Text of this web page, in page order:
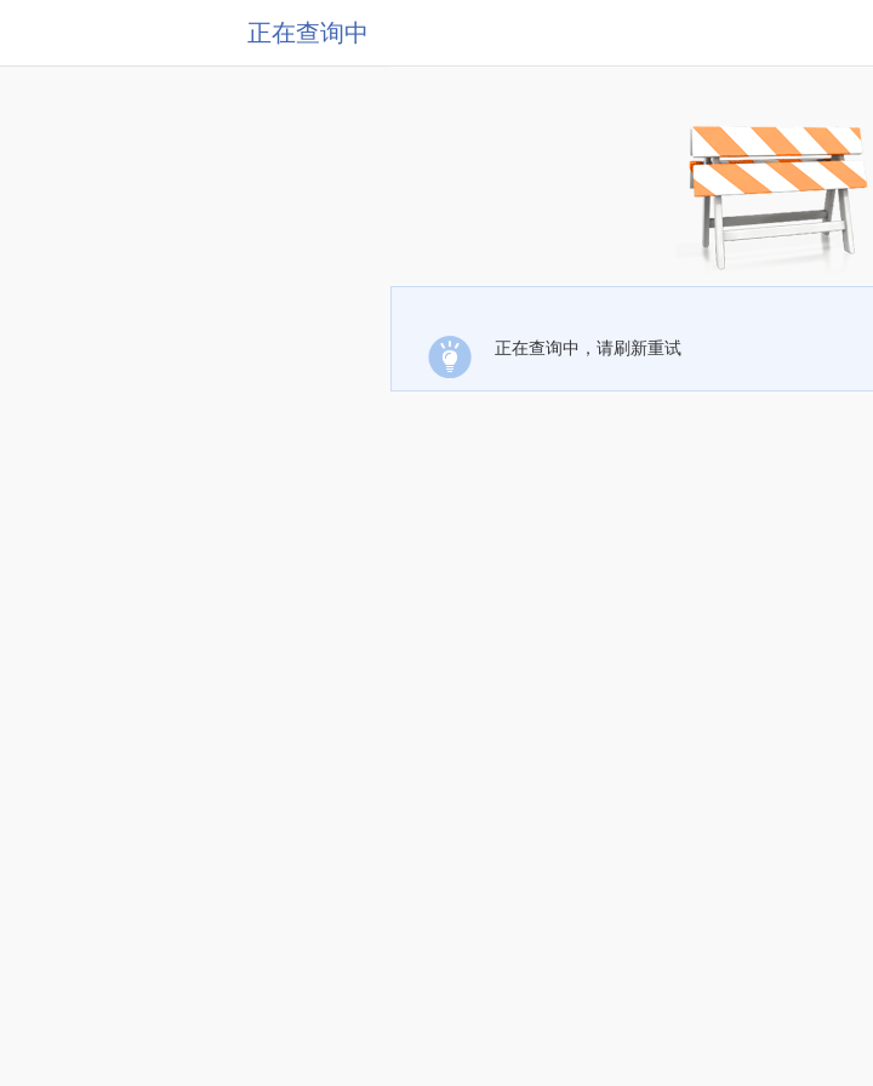
正在查询中
正在查询中，请刷新重试